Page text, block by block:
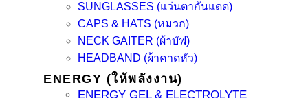
SUNGLASSES (แว่นตากันแดด)
CAPS & HATS (หมวก)
NECK GAITER (ผ้าบัฟ)
HEADBAND (ผ้าคาดหัว)
ENERGY (ให้พลังงาน)
ENERGY GEL & ELECTROLYTE